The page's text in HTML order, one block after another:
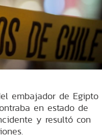
embajador de Egipto
en estado de
y resultó con